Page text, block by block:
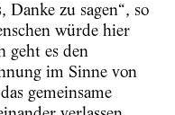
Danke zu sagen“, so
würde hier
geht es den
im Sinne von
gemeinsame